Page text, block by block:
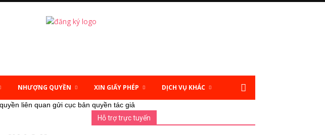
NHƯỢNG QUYỀN XIN GIẤY PHÉP DỊCH VỤ KHÁC
liên quan gửi cục bản quyền tác giả
Hỗ trợ trực tuyến